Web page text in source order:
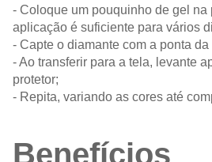
- Coloque um pouquinho de gel na
aplicação é suficiente para vários
- Capte o diamante com a ponta da
- Ao transferir para a tela, levante
protetor;
- Repita, variando as cores até
Benefícios